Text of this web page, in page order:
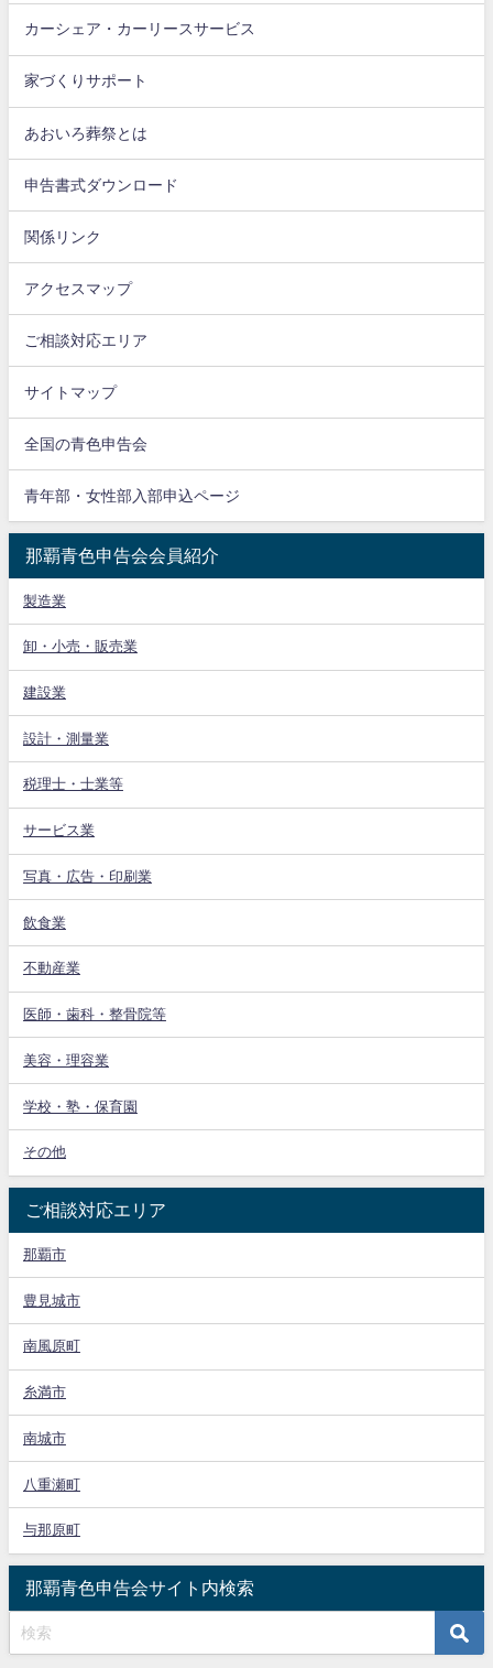
カーシェア・カーリースサービス
家づくりサポート
あおいろ葬祭とは
申告書式ダウンロード
関係リンク
アクセスマップ
ご相談対応エリア
サイトマップ
全国の青色申告会
青年部・女性部入部申込ページ
那覇青色申告会会員紹介
製造業
卸・小売・販売業
建設業
設計・測量業
税理士・士業等
サービス業
写真・広告・印刷業
飲食業
不動産業
医師・歯科・整骨院等
美容・理容業
学校・塾・保育園
その他
ご相談対応エリア
那覇市
豊見城市
南風原町
糸満市
南城市
八重瀬町
与那原町
那覇青色申告会サイト内検索